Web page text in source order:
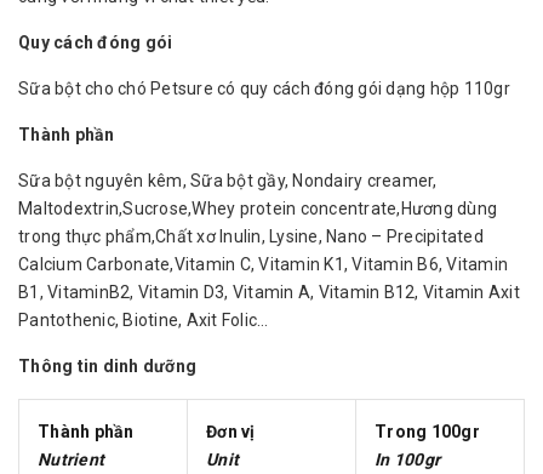
Quy cách đóng gói
Sữa bột cho chó Petsure có quy cách đóng gói dạng hộp 110gr
Thành phần
Sữa bột nguyên kêm, Sữa bột gầy, Nondairy creamer,
Maltodextrin,Sucrose,Whey protein concentrate,Hương dùng
trong thực phẩm,Chất xơ Inulin, Lysine, Nano – Precipitated
Calcium Carbonate,Vitamin C, Vitamin K1, Vitamin B6, Vitamin
B1, VitaminB2, Vitamin D3, Vitamin A, Vitamin B12, Vitamin Axit
Pantothenic, Biotine, Axit Folic…
Thông tin dinh dưỡng
Thành phần
Nutrient
Đơn vị
Unit
Trong 100gr
In 100gr